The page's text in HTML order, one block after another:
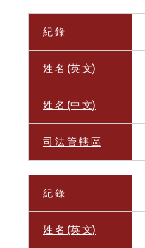
紀 錄
姓 名 (英 文)
姓 名 (中 文)
司 法 管 轄 區
紀 錄
姓 名 (英 文)